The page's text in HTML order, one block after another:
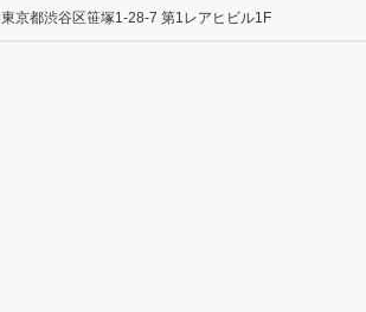
東京都渋谷区笹塚1-28-7 第1レアヒビル1F